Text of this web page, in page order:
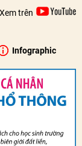
Xem trên
Infographic